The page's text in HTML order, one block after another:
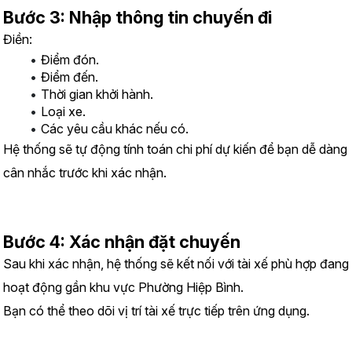
Bước 3: Nhập thông tin chuyến đi
Điền:
Điểm đón.
Điểm đến.
Thời gian khởi hành.
Loại xe.
Các yêu cầu khác nếu có.
Hệ thống sẽ tự động tính toán chi phí dự kiến để bạn dễ dàng
cân nhắc trước khi xác nhận.
Bước 4: Xác nhận đặt chuyến
Sau khi xác nhận, hệ thống sẽ kết nối với tài xế phù hợp đang
hoạt động gần khu vực Phường Hiệp Bình.
Bạn có thể theo dõi vị trí tài xế trực tiếp trên ứng dụng.